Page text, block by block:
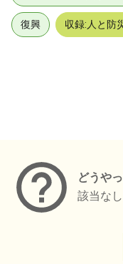
復興 収録:人と防
どうや
該当なし